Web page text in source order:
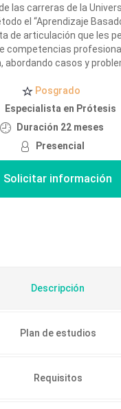
las carreras de la
el “Aprendizaje
de articulación que les
competencias
abordando casos y
Posgrado
Especialista en Prótesis
Duración 22 meses
Presencial
Descripción
Plan de estudios
Requisitos